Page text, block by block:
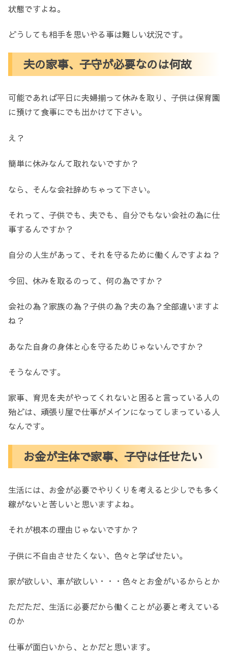
状態ですよね。
どうしても相手を思いやる事は難しい状況です。
夫の家事、子守が必要なのは何故
可能であれば平日に夫婦揃って休みを取り、子供は保育園
に預けて食事にでも出かけて下さい。
え？
簡単に休みなんて取れないですか？
なら、そんな会社辞めちゃって下さい。
それって、子供でも、夫でも、自分でもない会社の為に仕
事するんですか？
自分の人生があって、それを守るために働くんですよね？
今回、休みを取るのって、何の為ですか？
会社の為？家族の為？子供の為？夫の為？全部違いますよ
ね？
あなた自身の身体と心を守るためじゃないんですか？
そうなんです。
家事、育児を夫がやってくれないと困ると言っている人の
殆どは、頑張り屋で仕事がメインになってしまっている人
なんです。
お金が主体で家事、子守は任せたい
生活には、お金が必要でやりくりを考えると少しでも多く
稼がないと苦しいと思いますよね。
それが根本の理由じゃないですか？
子供に不自由させたくない、色々と学ばせたい。
家が欲しい、車が欲しい・・・色々とお金がいるからとか
ただただ、生活に必要だから働くことが必要と考えている
のか
仕事が面白いから、とかだと思います。